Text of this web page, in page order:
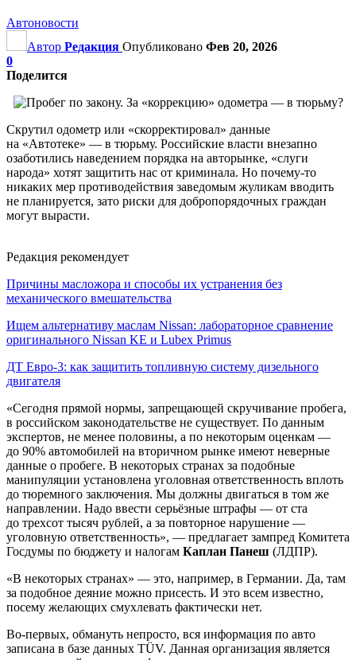
Автоновости
Автор Редакция Опубликовано Фев 20, 2026
0
Поделится
Скрутил одометр или «скорректировал» данные
на «Автотеке» — в тюрьму. Российские власти внезапно
озаботились наведением порядка на авторынке, «слуги
народа» хотят защитить нас от криминала. Но почему-то
никаких мер противодействия заведомым жуликам вводить
не планируется, зато риски для добропорядочных граждан
могут вырасти.
Редакция рекомендует
Причины масложора и способы их устранения без
механического вмешательства
Ищем альтернативу маслам Nissan: лабораторное сравнение
оригинального Nissan KE и Lubex Primus
ДТ Евро-3: как защитить топливную систему дизельного
двигателя
«Сегодня прямой нормы, запрещающей скручивание пробега,
в российском законодательстве не существует. По данным
экспертов, не менее половины, а по некоторым оценкам —
до 90% автомобилей на вторичном рынке имеют неверные
данные о пробеге. В некоторых странах за подобные
манипуляции установлена уголовная ответственность вплоть
до тюремного заключения. Мы должны двигаться в том же
направлении. Надо ввести серьёзные штрафы — от ста
до трехсот тысяч рублей, а за повторное нарушение —
уголовную ответственность», — предлагает зампред Комитета
Госдумы по бюджету и налогам Каплан Панеш (ЛДПР).
«В некоторых странах» — это, например, в Германии. Да, там
за подобное деяние можно присесть. И это всем известно,
посему желающих смухлевать фактически нет.
Во-первых, обмануть непросто, вся информация по авто
записана в базе данных TÜV. Данная организация является